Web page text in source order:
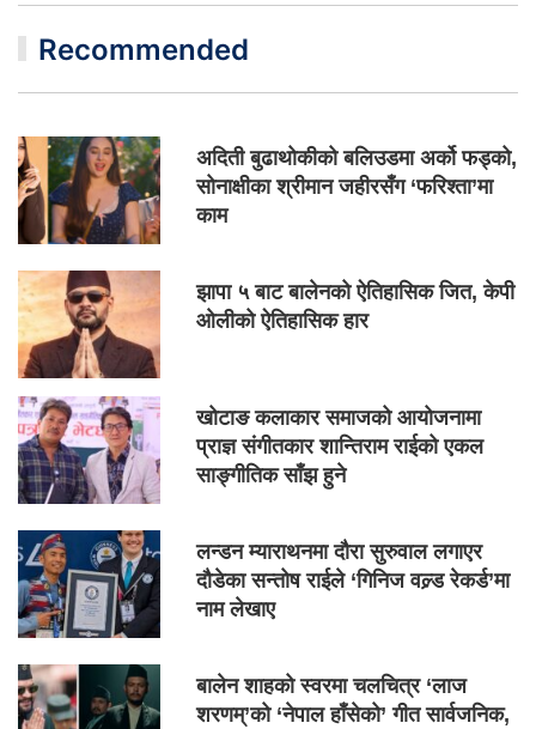
Recommended
अदिती बुढाथोकीको बलिउडमा अर्को फड्को,
सोनाक्षीका श्रीमान जहीरसँग ‘फरिश्ता’मा
काम
झापा ५ बाट बालेनको ऐतिहासिक जित, केपी
ओलीको ऐतिहासिक हार
खोटाङ कलाकार समाजको आयोजनामा
प्राज्ञ संगीतकार शान्तिराम राईको एकल
साङ्गीतिक साँझ हुने
लन्डन म्याराथनमा दौरा सुरुवाल लगाएर
दौडेका सन्तोष राईले ‘गिनिज वल्र्ड रेकर्ड’मा
नाम लेखाए
बालेन शाहको स्वरमा चलचित्र ‘लाज
शरणम्’को ‘नेपाल हाँसेको’ गीत सार्वजनिक,